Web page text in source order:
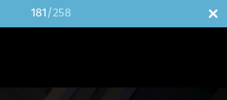
181/258